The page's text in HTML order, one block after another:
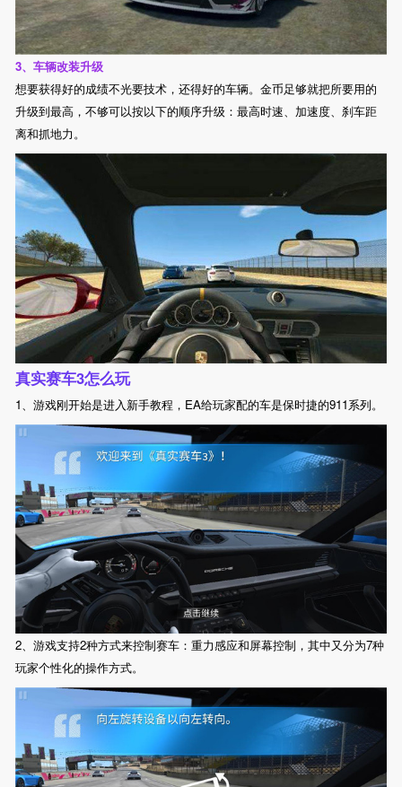
3、车辆改装升级
想要获得好的成绩不光要技术，还得好的车辆。金币足够就把所要用的
升级到最高，不够可以按以下的顺序升级：最高时速、加速度、刹车距
离和抓地力。
真实赛车3怎么玩
1、游戏刚开始是进入新手教程，EA给玩家配的车是保时捷的911系列。
2、游戏支持2种方式来控制赛车：重力感应和屏幕控制，其中又分为7种
玩家个性化的操作方式。